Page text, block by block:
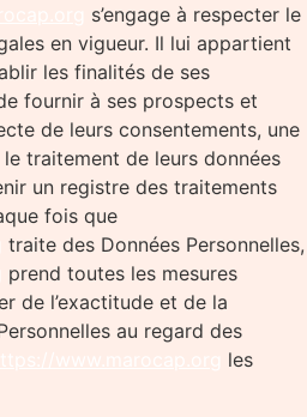
s’engage à respecter le
en vigueur. Il lui appartient
les finalités de ses
fournir à ses prospects et
de leurs consentements, une
traitement de leurs données
un registre des traitements
fois que
traite des Données Personnelles,
prend toutes les mesures
de l’exactitude et de la
au regard des
les